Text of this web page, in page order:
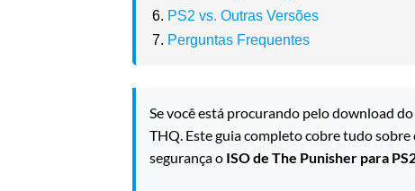
PS2 vs. Outras Versões
Perguntas Frequentes
Se você está procurando pelo download do
THQ. Este guia completo cobre tudo
segurança o ISO de The Punisher para